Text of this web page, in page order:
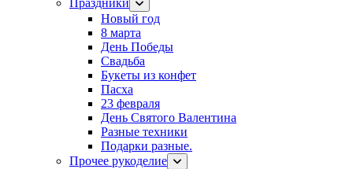
Праздники
Новый год
8 марта
День Победы
Свадьба
Букеты из конфет
Пасха
23 февраля
День Святого Валентина
Разные техники
Подарки разные.
Прочее рукоделие